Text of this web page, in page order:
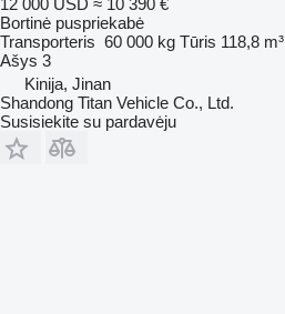
12 000 USD ≈ 10 390 €
Bortinė puspriekabė
Transporteris 60 000 kg Tūris 118,8 m³
Ašys 3
Kinija, Jinan
Shandong Titan Vehicle Co., Ltd.
Susisiekite su pardavėju